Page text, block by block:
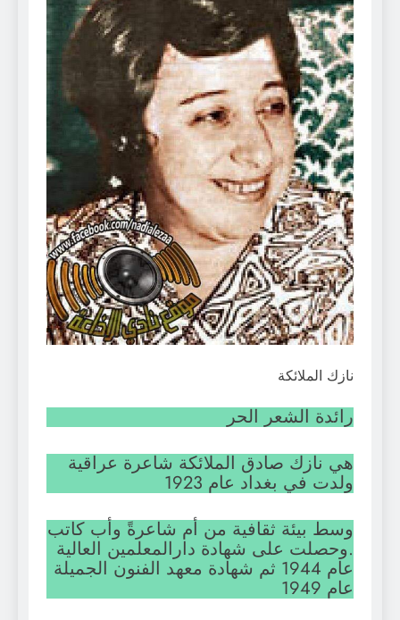
نازك الملائكة
رائدة الشعر الحر
هي نازك صادق الملائكة شاعرة عراقية
ولدت في بغداد عام 1923
وسط بيئة ثقافية من أم شاعرةً وأب كاتب
.وحصلت على شهادة دارالمعلمين العالية
عام 1944 ثم شهادة معهد الفنون الجميلة
عام 1949